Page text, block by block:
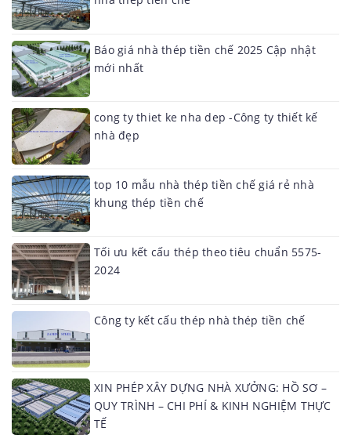
Báo giá nhà thép tiền chế 2025 Cập nhật
mới nhất
cong ty thiet ke nha dep -Công ty thiết kế
nhà đẹp
top 10 mẫu nhà thép tiền chế giá rẻ nhà
khung thép tiền chế
Tối ưu kết cấu thép theo tiêu chuẩn 5575-
2024
Công ty kết cấu thép nhà thép tiền chế
XIN PHÉP XÂY DỰNG NHÀ XƯỞNG: HỒ SƠ –
QUY TRÌNH – CHI PHÍ & KINH NGHIỆM THỰC
TẾ